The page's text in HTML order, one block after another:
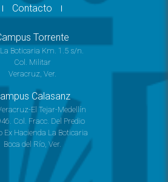
Contacto
Torrente
Boticaria Km. 1.5 s/n.
Col. Militar
Veracruz, Ver.
Calasanz
El Tejar-Medellín
Col. Fracc. Del Predio
Ex Hacienda La Boticaria
Boca del Río, Ver.